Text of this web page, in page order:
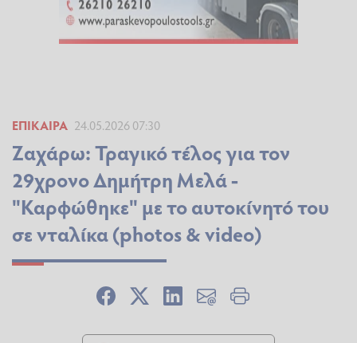
ΕΠΊΚΑΙΡΑ 24.05.2026 07:30
Ζαχάρω: Τραγικό τέλος για τον
29χρονο Δημήτρη Μελά -
"Καρφώθηκε" με το αυτοκίνητό του
σε νταλίκα (photos & video)